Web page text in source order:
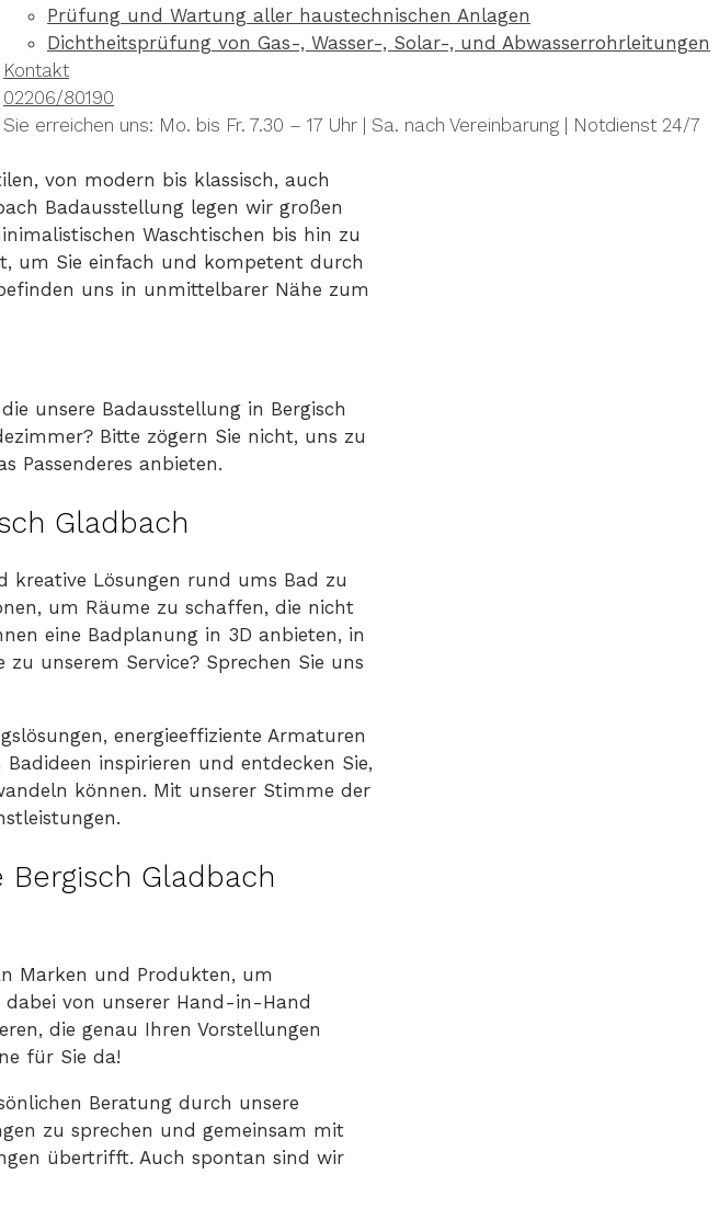
Prüfung und Wartung aller haustechnischen Anlagen
Dichtheitsprüfung von Gas-, Wasser-, Solar-, und Abwasserrohrleitungen
Kontakt
02206/80190
Sie erreichen uns: Mo. bis Fr. 7.30 – 17 Uhr | Sa. nach Vereinbarung | Notdienst 24/7
von modern bis klassisch, auch
Badausstellung legen wir großen
Waschtischen bis hin zu
um Sie einfach und kompetent durch
uns in unmittelbarer Nähe zum
unsere Badausstellung in Bergisch
Bitte zögern Sie nicht, uns zu
Passenderes anbieten.
Gladbach
kreative Lösungen rund ums Bad zu
um Räume zu schaffen, die nicht
eine Badplanung in 3D anbieten, in
unserem Service? Sprechen Sie uns
energieeffiziente Armaturen
inspirieren und entdecken Sie,
können. Mit unserer Stimme der
Gladbach
Marken und Produkten, um
dabei von unserer Hand-in-Hand
die genau Ihren Vorstellungen
für Sie da!
Beratung durch unsere
zu sprechen und gemeinsam mit
übertrifft. Auch spontan sind wir